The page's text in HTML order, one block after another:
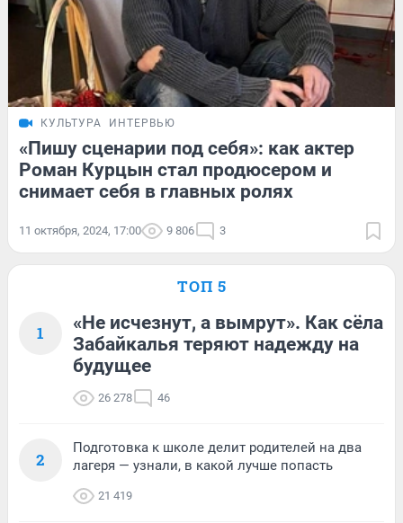
КУЛЬТУРА ИНТЕРВЬЮ
«Пишу сценарии под себя»: как актер
Роман Курцын стал продюсером и
снимает себя в главных ролях
11 октября, 2024, 17:00 9 806 3
ТОП 5
1
«Не исчезнут, а вымрут». Как сёла
Забайкалья теряют надежду на
будущее
26 278 46
2
Подготовка к школе делит родителей на два
лагеря — узнали, в какой лучше попасть
21 419